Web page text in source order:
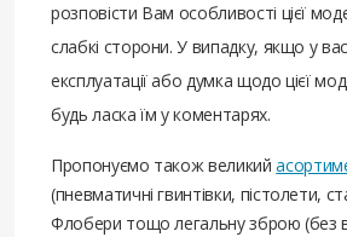
розповісти Вам особливості цієї
слабкі сторони. У випадку, якщо у
експлуатації або думка щодо цієї
будь ласка їм у коментарях.
Пропонуємо також великий
(пневматичні гвинтівки, пістолети,
Флобери тощо легальну зброю (без